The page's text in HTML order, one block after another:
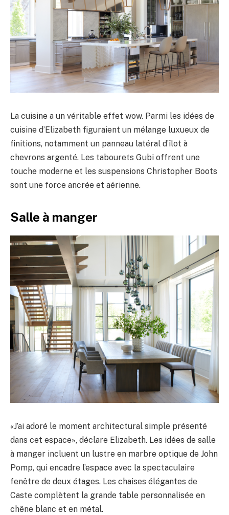
La cuisine a un véritable effet wow. Parmi les idées de
cuisine d’Elizabeth figuraient un mélange luxueux de
finitions, notamment un panneau latéral d’îlot à
chevrons argenté. Les tabourets Gubi offrent une
touche moderne et les suspensions Christopher Boots
sont une force ancrée et aérienne.
Salle à manger
«J’ai adoré le moment architectural simple présenté
dans cet espace», déclare Elizabeth. Les idées de salle
à manger incluent un lustre en marbre optique de John
Pomp, qui encadre l’espace avec la spectaculaire
fenêtre de deux étages. Les chaises élégantes de
Caste complètent la grande table personnalisée en
chêne blanc et en métal.